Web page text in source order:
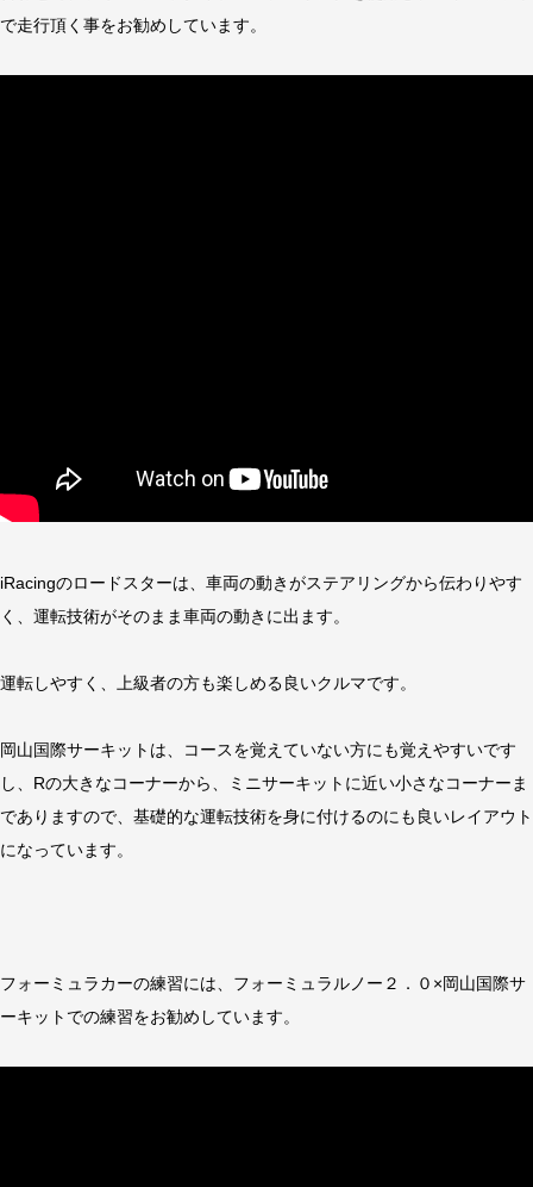
で走行頂く事をお勧めしています。
iRacingのロードスターは、車両の動きがステアリングから伝わりやす
く、運転技術がそのまま車両の動きに出ます。
運転しやすく、上級者の方も楽しめる良いクルマです。
岡山国際サーキットは、コースを覚えていない方にも覚えやすいです
し、Rの大きなコーナーから、ミニサーキットに近い小さなコーナーま
でありますので、基礎的な運転技術を身に付けるのにも良いレイアウト
になっています。
フォーミュラカーの練習には、フォーミュラルノー２．０×岡山国際サ
ーキットでの練習をお勧めしています。